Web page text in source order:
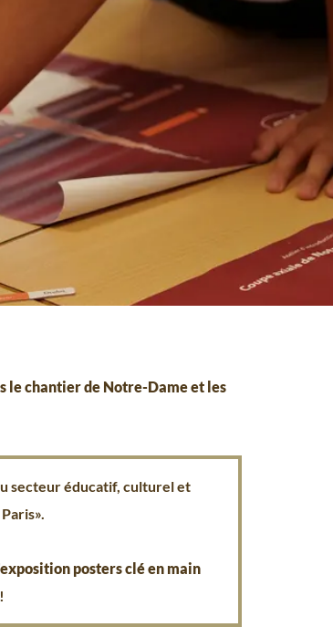
le chantier de Notre-Dame et les
secteur éducatif, culturel et
posters clé en main